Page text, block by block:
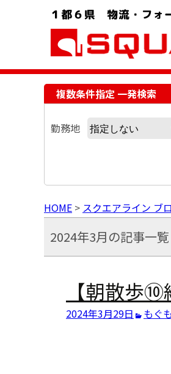
複数条件指定 一発検索
勤務地
HOME > スクエアライン ブ
2024年3月の記事一覧
【朝散歩
2024年3月29日 もぐ